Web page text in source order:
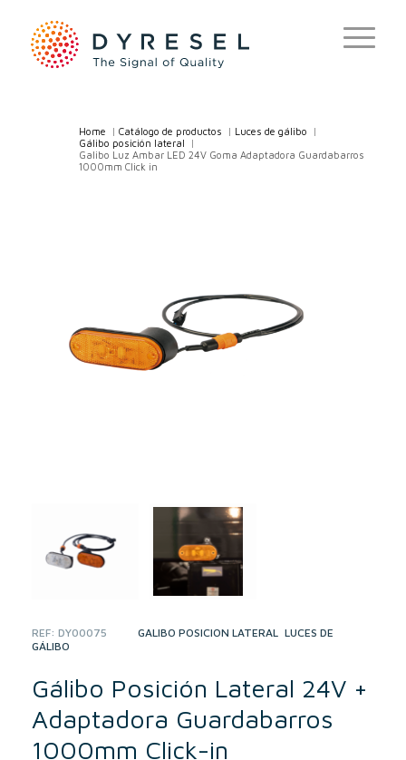
Home /Catálogo de productos Luces de gálibo
Gálibo posición lateral
Galibo Luz Ambar LED 24V Goma Adaptadora Guardabarros
1000mm Click in
REF:DY00075
CATEGORIES:GÁLIBO POSICIÓN LATERAL ,LUCES DE
GÁLIBO
Gálibo Posición Lateral 24V +
Adaptadora Guardabarros
1000mm Click-in